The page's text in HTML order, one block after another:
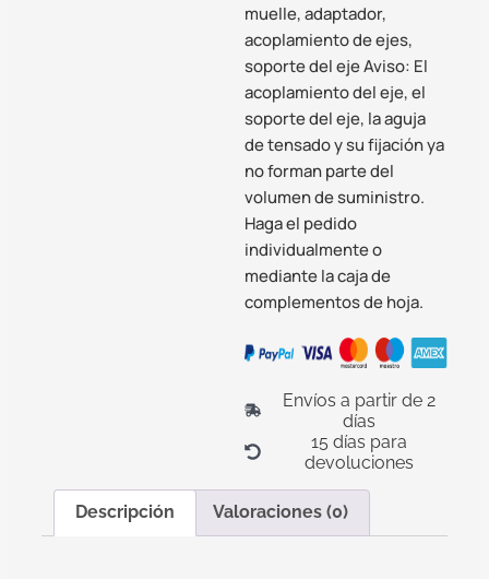
muelle, adaptador,
acoplamiento de ejes,
soporte del eje Aviso: El
acoplamiento del eje, el
soporte del eje, la aguja
de tensado y su fijación ya
no forman parte del
volumen de suministro.
Haga el pedido
individualmente o
mediante la caja de
complementos de hoja.
Envíos a partir de 2
días
15 días para
devoluciones
Descripción Valoraciones (0)